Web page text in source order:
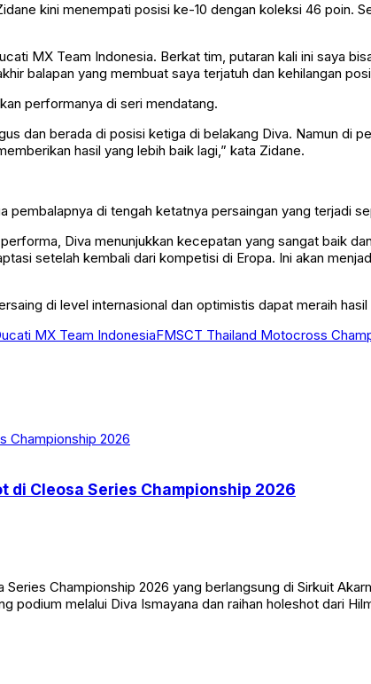
kini menempati posisi ke-10 dengan koleksi 46 poin.
MX Team Indonesia. Berkat tim, putaran kali ini saya
balapan yang membuat saya terjatuh dan kehilangan
performanya di seri mendatang.
dan berada di posisi ketiga di belakang Diva. Namun di
hasil yang lebih baik lagi,” kata Zidane.
di tengah ketatnya persaingan yang terjadi
Diva menunjukkan kecepatan yang sangat baik
setelah kembali dari kompetisi di Eropa. Ini akan
di level internasional dan optimistis dapat meraih
MX Team IndonesiaFMSCT Thailand Motocross
di Cleosa Series Championship 2026
Championship 2026 yang berlangsung di Sirkuit
melalui Diva Ismayana dan raihan holeshot dari